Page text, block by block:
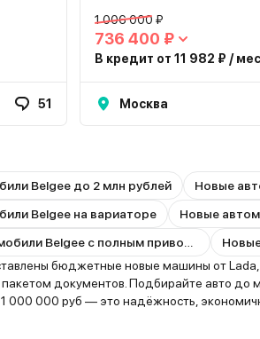
51
1 006 000 ₽
736 400 ₽
В кредит от 11 982 ₽ /
Москва
Belgee до 2 млн рублей
Новые
Belgee на вариаторе
Новые
бюджетные новые машины от Lada,
документов. Подбирайте авто до
000 руб — это надёжность,